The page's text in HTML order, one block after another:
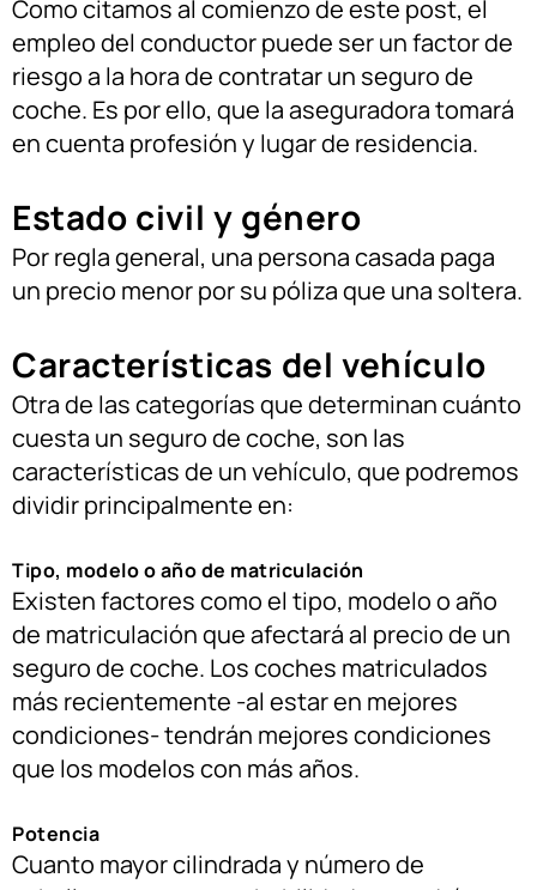
Como citamos al comienzo de este post, el
empleo del conductor puede ser un factor de
riesgo a la hora de contratar un seguro de
coche. Es por ello, que la aseguradora tomará
en cuenta profesión y lugar de residencia.
Estado civil y género
Por regla general, una persona casada paga
un precio menor por su póliza que una soltera.
Características del vehículo
Otra de las categorías que determinan cuánto
cuesta un seguro de coche, son las
características de un vehículo, que podremos
dividir principalmente en:
Tipo, modelo o año de matriculación
Existen factores como el tipo, modelo o año
de matriculación que afectará al precio de un
seguro de coche. Los coches matriculados
más recientemente -al estar en mejores
condiciones- tendrán mejores condiciones
que los modelos con más años.
Potencia
Cuanto mayor cilindrada y número de